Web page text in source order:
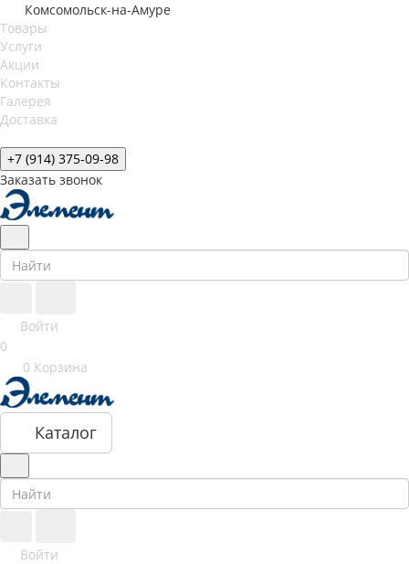
Комсомольск-на-Амуре
Товары
Услуги
Акции
Контакты
Галерея
Доставка
+7 (914) 375-09-98
Заказать звонок
Войти
0
0 Корзина
Каталог
Войти